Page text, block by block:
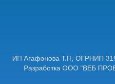
ИП Агафонова Т.Н, ОГРНИП
Разработка ООО "ВЕБ